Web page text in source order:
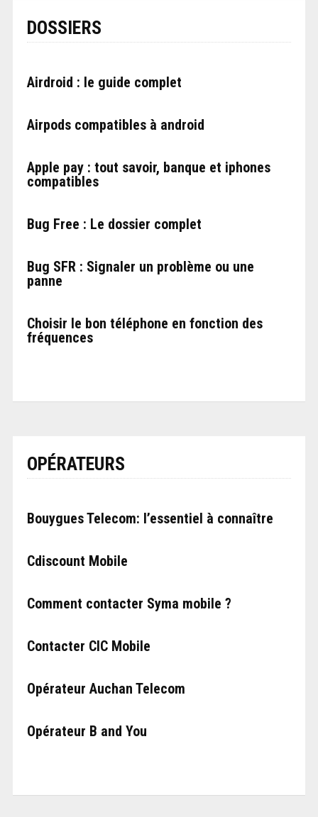
DOSSIERS
Airdroid : le guide complet
Airpods compatibles à android
Apple pay : tout savoir, banque et iphones
compatibles
Bug Free : Le dossier complet
Bug SFR : Signaler un problème ou une
panne
Choisir le bon téléphone en fonction des
fréquences
OPÉRATEURS
Bouygues Telecom: l’essentiel à connaître
Cdiscount Mobile
Comment contacter Syma mobile ?
Contacter CIC Mobile
Opérateur Auchan Telecom
Opérateur B and You